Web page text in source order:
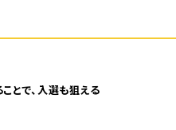
とで、入選も狙える